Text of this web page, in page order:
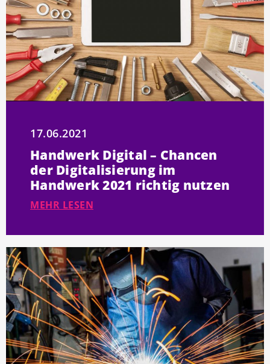
17.06.2021
Handwerk Digital – Chancen
der Digitalisierung im
Handwerk 2021 richtig nutzen
MEHR LESEN